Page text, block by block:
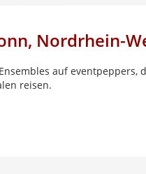
Nordrhein-
auf eventpeppers,
reisen.